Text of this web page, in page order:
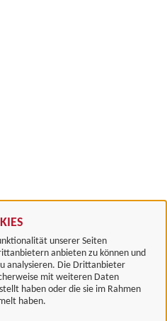
unserer Seiten
anbieten zu können und
analysieren. Die Drittanbieter
mit weiteren Daten
haben oder die sie im Rahmen
haben.